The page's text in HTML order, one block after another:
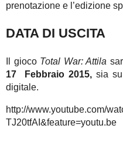
prenotazione e l’edizione
DATA DI USCITA
Il gioco Total War: Attila
17 Febbraio 2015, sia
digitale.
http://www.youtube.com/
TJ20tfAI&feature=youtu.be